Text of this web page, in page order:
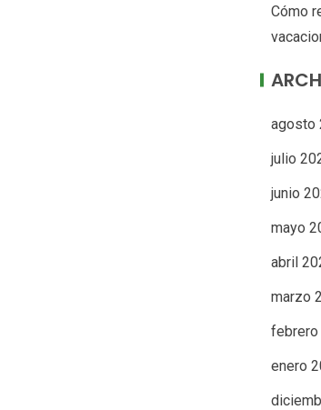
Cómo
agosto
julio
junio
mayo
abril
marzo
febrero
enero